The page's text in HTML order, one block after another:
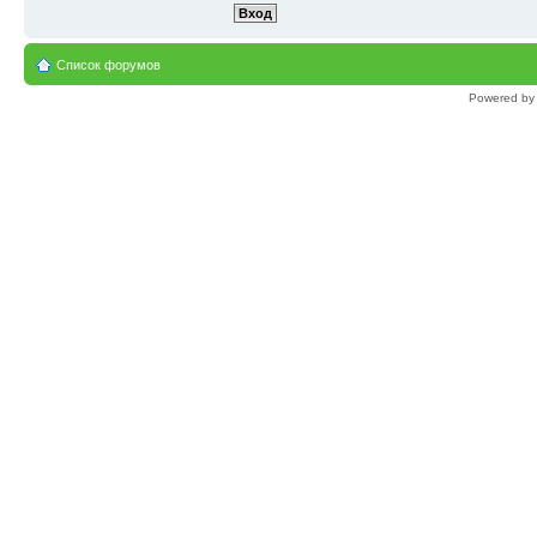
Список форумов
Powered by